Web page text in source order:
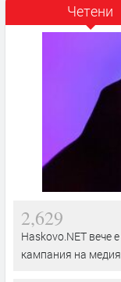
Четени
2,629
Haskovo.NET вече
кампания на